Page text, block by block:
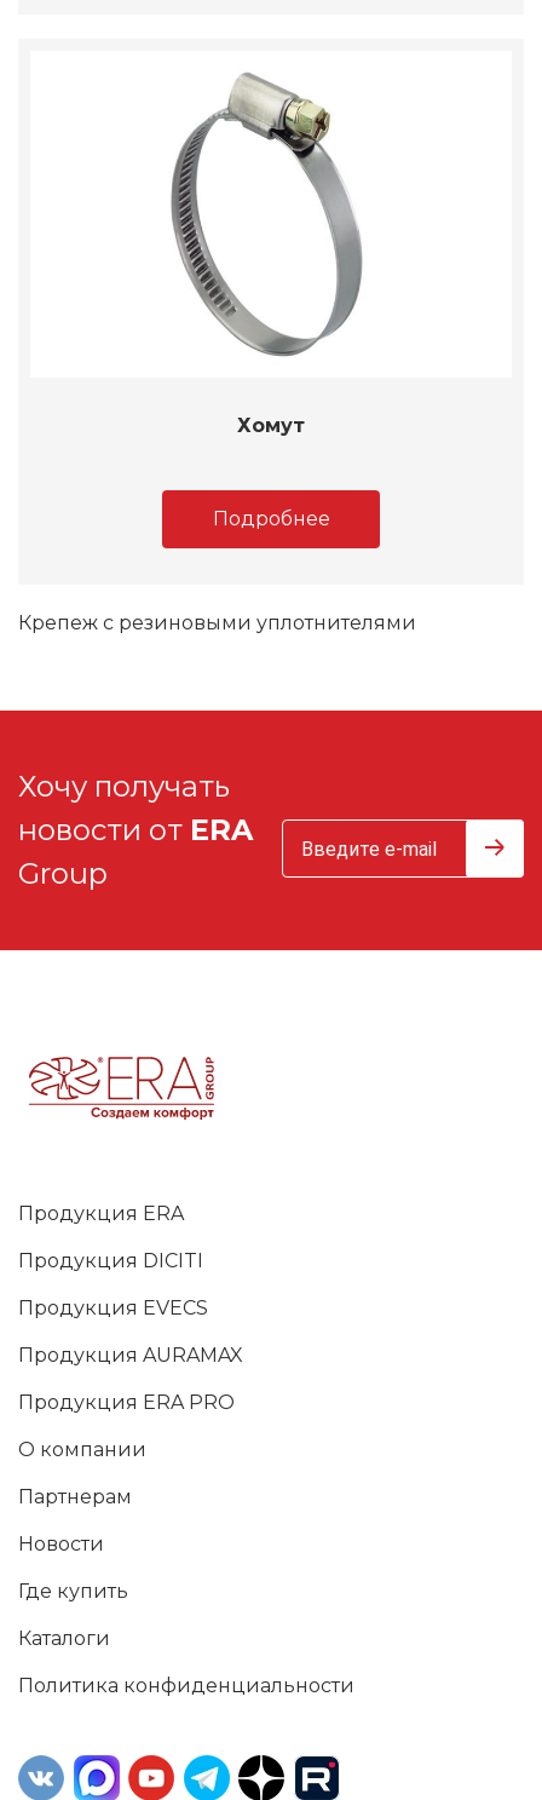
Хомут
Подробнее
Крепеж с резиновыми уплотнителями
Хочу получать
новости от ERA
Group
Продукция ERA
Продукция DICITI
Продукция EVECS
Продукция AURAMAX
Продукция ERA PRO
О компании
Партнерам
Новости
Где купить
Каталоги
Политика конфиденциальности